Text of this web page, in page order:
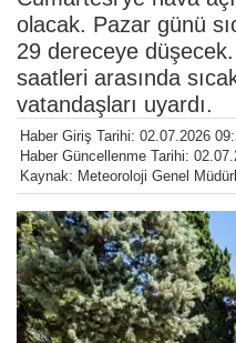
olacak. Pazar günü
29 dereceye
saatleri arasında
vatandaşları uyardı.
Haber Giriş Tarihi: 02.07.2026
Haber Güncellenme Tarihi:
Kaynak: Meteoroloji Genel